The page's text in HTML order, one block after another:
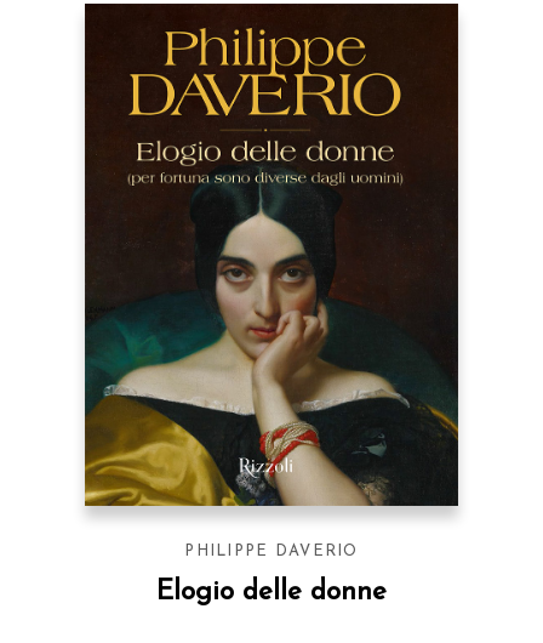
PHILIPPE DAVERIO
Elogio delle donne